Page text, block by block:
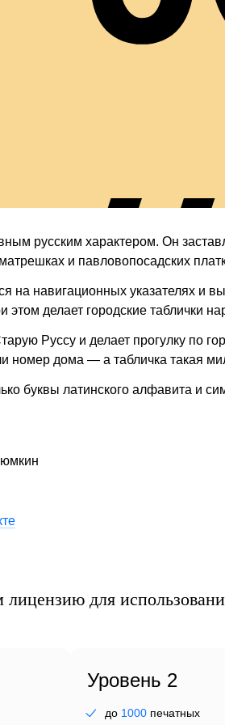
русским характером. Он
и павловопосадских
на навигационных указателях и
этом делает городские таблички
Руссу и делает прогулку по
номер дома — а табличка такая
буквы латинского алфавита и
лицензию для
Уровень 2
до 1000 печатных